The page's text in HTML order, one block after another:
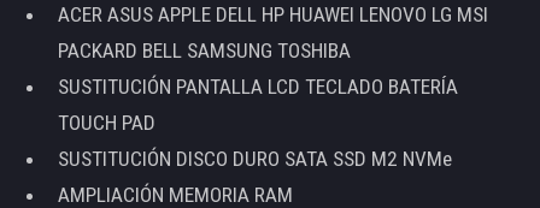
ACER ASUS APPLE DELL HP HUAWEI LENOVO LG MSI
PACKARD BELL SAMSUNG TOSHIBA
SUSTITUCIÓN PANTALLA LCD TECLADO BATERÍA
TOUCH PAD
SUSTITUCIÓN DISCO DURO SATA SSD M2 NVMe
AMPLIACIÓN MEMORIA RAM